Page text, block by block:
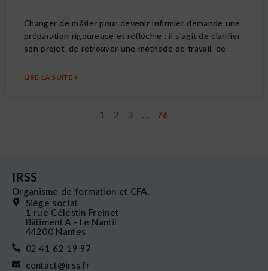
Changer de métier pour devenir infirmier demande une
préparation rigoureuse et réfléchie : il s’agit de clarifier
son projet, de retrouver une méthode de travail, de
LIRE LA SUITE »
1 2 3 … 76
IRSS
Organisme de formation et CFA.
Siège social
1 rue Célestin Freinet
Bâtiment A - Le Nantil
44200 Nantes
02 41 62 19 97
contact@irss.fr